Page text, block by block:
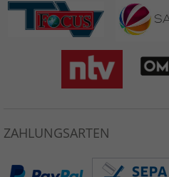
ZAHLUNGSARTEN